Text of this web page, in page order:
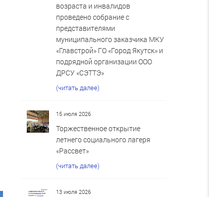
возраста и инвалидов
проведено собрание с
представителями
муниципального заказчика МКУ
«Главстрой» ГО «Город Якутск» и
подрядной организации ООО
ДРСУ «СЭТТЭ»
(читать далее)
15 июля 2026
Торжественное открытие
летнего социального лагеря
«Рассвет»
(читать далее)
13 июля 2026